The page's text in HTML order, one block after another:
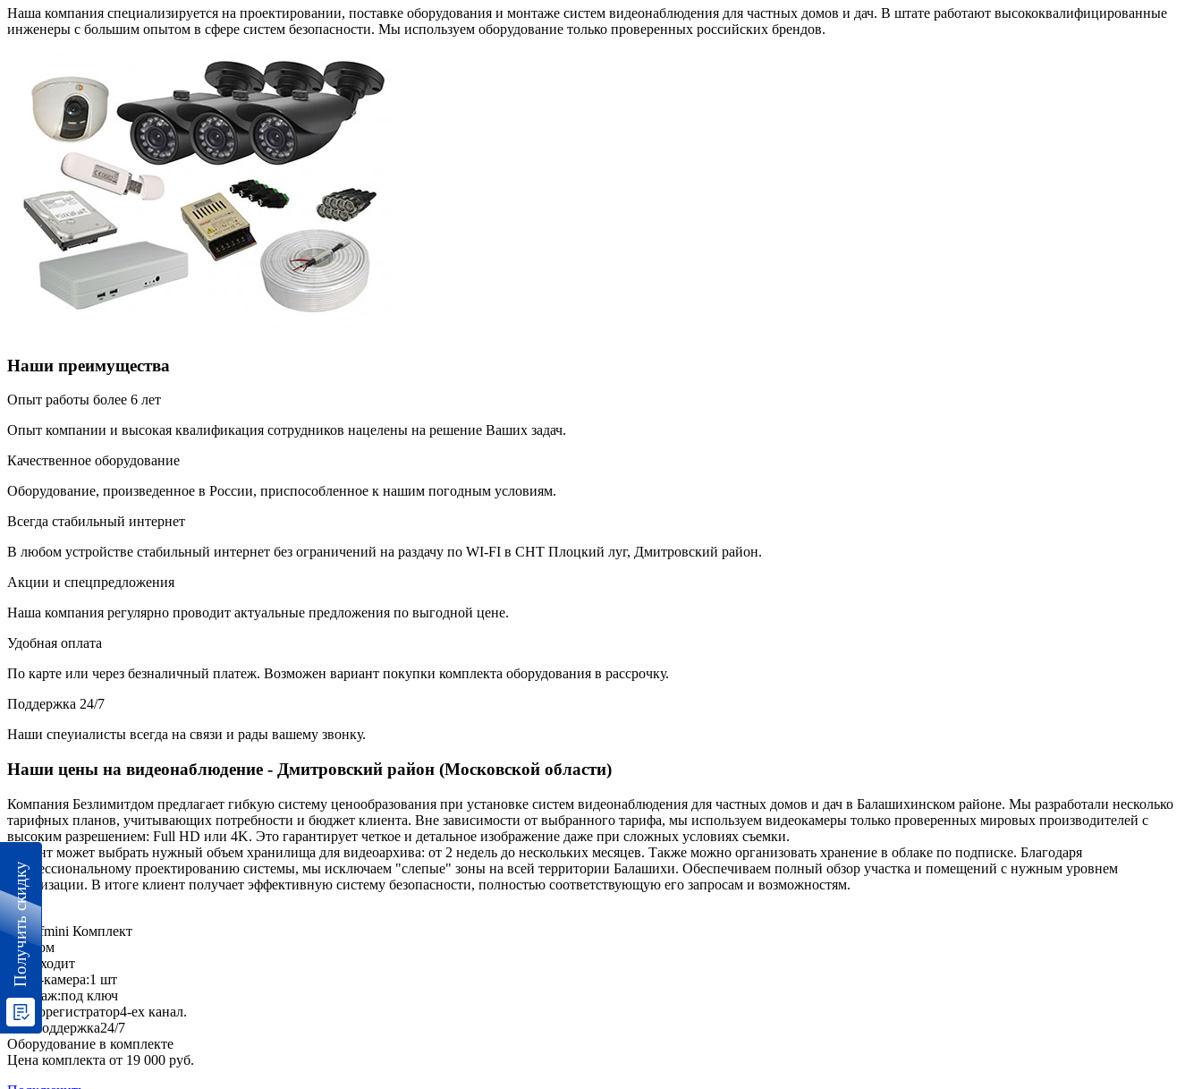
Наша компания специализируется на проектировании, поставке оборудования и монтаже систем видеонаблюдения для частных домов и дач. В штате работают высококвалифицированные
инженеры с большим опытом в сфере систем безопасности. Мы используем оборудование только проверенных российских брендов.
Наши преимущества
Опыт работы более 6 лет
Опыт компании и высокая квалификация сотрудников нацелены на решение Ваших задач.
Качественное оборудование
Оборудование, произведенное в России, приспособленное к нашим погодным условиям.
Всегда стабильный интернет
В любом устройстве стабильный интернет без ограничений на раздачу по WI-FI в СНТ Плоцкий луг, Дмитровский район.
Акции и спецпредложения
Наша компания регулярно проводит актуальные предложения по выгодной цене.
Удобная оплата
По карте или через безналичный платеж. Возможен вариант покупки комплекта оборудования в рассрочку.
Поддержка 24/7
Наши спеуиалисты всегда на связи и рады вашему звонку.
Наши цены на видеонаблюдение - Дмитровский район (Московской области)
Компания Безлимитдом предлагает гибкую систему ценообразования при установке систем видеонаблюдения для частных домов и дач в Балашихинском районе. Мы разработали несколько
тарифных планов, учитывающих потребности и бюджет клиента. Вне зависимости от выбранного тарифа, мы используем видеокамеры только проверенных мировых производителей с
высоким разрешением: Full HD или 4K. Это гарантирует четкое и детальное изображение даже при сложных условиях съемки.
Клиент может выбрать нужный объем хранилища для видеоархива: от 2 недель до нескольких месяцев. Также можно организовать хранение в облаке по подписке. Благодаря
профессиональному проектированию системы, мы исключаем "слепые" зоны на всей территории Балашихи. Обеспечиваем полный обзор участка и помещений с нужным уровнем
детализации. В итоге клиент получает эффективную систему безопасности, полностью соответствующую его запросам и возможностям.
Комплект
Эконом
Что входит
AHD-камера:1 шт
Монтаж:под ключ
Видеорегистратор4-ех канал.
тех. поддержка24/7
Оборудование в комплекте
Цена комплекта от 19 000 руб.
Получить скидку